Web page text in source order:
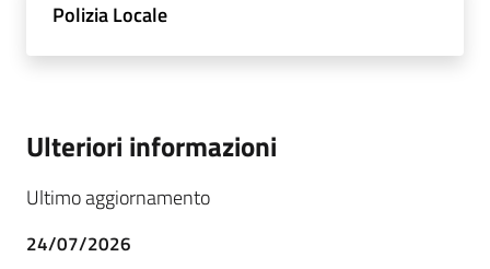
Polizia Locale
Ulteriori informazioni
Ultimo aggiornamento
24/07/2026